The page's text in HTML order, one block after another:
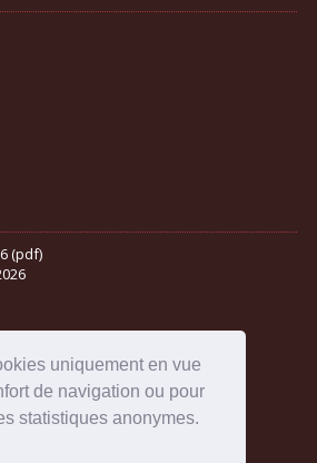
uniquement en vue
de navigation ou pour
statistiques anonymes.
(pdf)